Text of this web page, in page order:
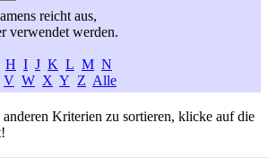
reicht aus,
verwendet werden.
H I J K L M N
V W X Y Z Alle
Kriterien zu sortieren, klicke auf die